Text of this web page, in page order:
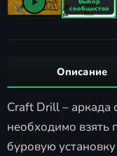
Описание
Craft Drill – аркада
необходимо взять
буровую